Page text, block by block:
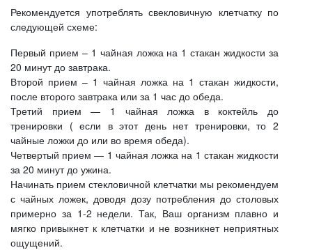
Рекомендуется употреблять свекловичную клетчатку по
следующей схеме:
Первый прием – 1 чайная ложка на 1 стакан жидкости за
20 минут до завтрака.
Второй прием – 1 чайная ложка на 1 стакан жидкости,
после второго завтрака или за 1 час до обеда.
Третий прием — 1 чайная ложка в коктейль до
тренировки ( если в этот день нет тренировки, то 2
чайные ложки до или во время обеда).
Четвертый прием — 1 чайная ложка на 1 стакан жидкости
за 20 минут до ужина.
Начинать прием стекловичной клетчатки мы рекомендуем
с чайных ложек, доводя дозу потребления до столовых
примерно за 1-2 недели. Так, Ваш организм плавно и
мягко привыкнет к клетчатки и не возникнет неприятных
ощущений.